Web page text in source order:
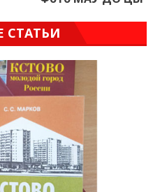
СТАТЬИ